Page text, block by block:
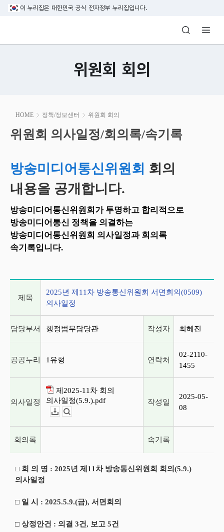
본문 바로가기
이 누리집은 대한민국 공식 전자정부 누리집입니다.
방송미디어통신위원회 Korea Media
위원회 회의
HOME 정책/정보센터 위원회 회의
위원회 의사일정/회의록/속기록
시
작
위원회 의사일정/회의록/속기록
방송미디어통신위원회 회의
내용을 공개합니다.
방송미디어통신위원회가 투명하고 합리적으로
방송미디어통신 정책을 의결하는
방송미디어통신위원회 의사일정과 회의록
속기록입니다.
제목
2025년 제11차 방송통신위원회 서면회의(0509)
의사일정
담당부서 행정법무담당관 작성자 최혜진
공공누리 1유형 연락처
02-2110-
1455
의사일정
제2025-11차 회의
의사일정(5.9.).pdf
작성일
2025-05-
08
회의록 속기록
□ 회 의 명 : 2025년 제11차 방송통신위원회 회의(5.9.)
의사일정
□ 일 시 : 2025.5.9.(금), 서면회의
□ 상정안건 : 의결 3건, 보고 5건